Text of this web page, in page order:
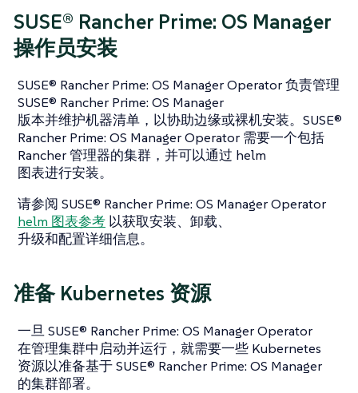
SUSE® Rancher Prime: OS Manager
操作员安装
SUSE® Rancher Prime: OS Manager Operator 负责管理
SUSE® Rancher Prime: OS Manager
版本并维护机器清单，以协助边缘或裸机安装。SUSE®
Rancher Prime: OS Manager Operator 需要一个包括
Rancher 管理器的集群，并可以通过 helm
图表进行安装。
请参阅 SUSE® Rancher Prime: OS Manager Operator
helm 图表参考 以获取安装、卸载、
升级和配置详细信息。
准备 Kubernetes 资源
一旦 SUSE® Rancher Prime: OS Manager Operator
在管理集群中启动并运行，就需要一些 Kubernetes
资源以准备基于 SUSE® Rancher Prime: OS Manager
的集群部署。